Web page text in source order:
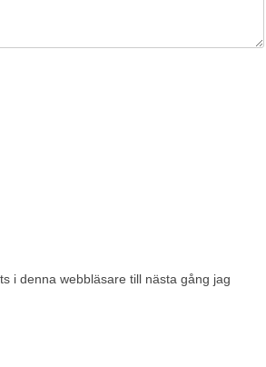
i denna webbläsare till nästa gång jag